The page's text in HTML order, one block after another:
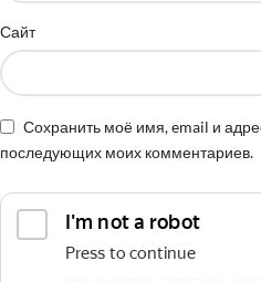
Сайт
Сохранить моё имя, email и
последующих моих комментариев.